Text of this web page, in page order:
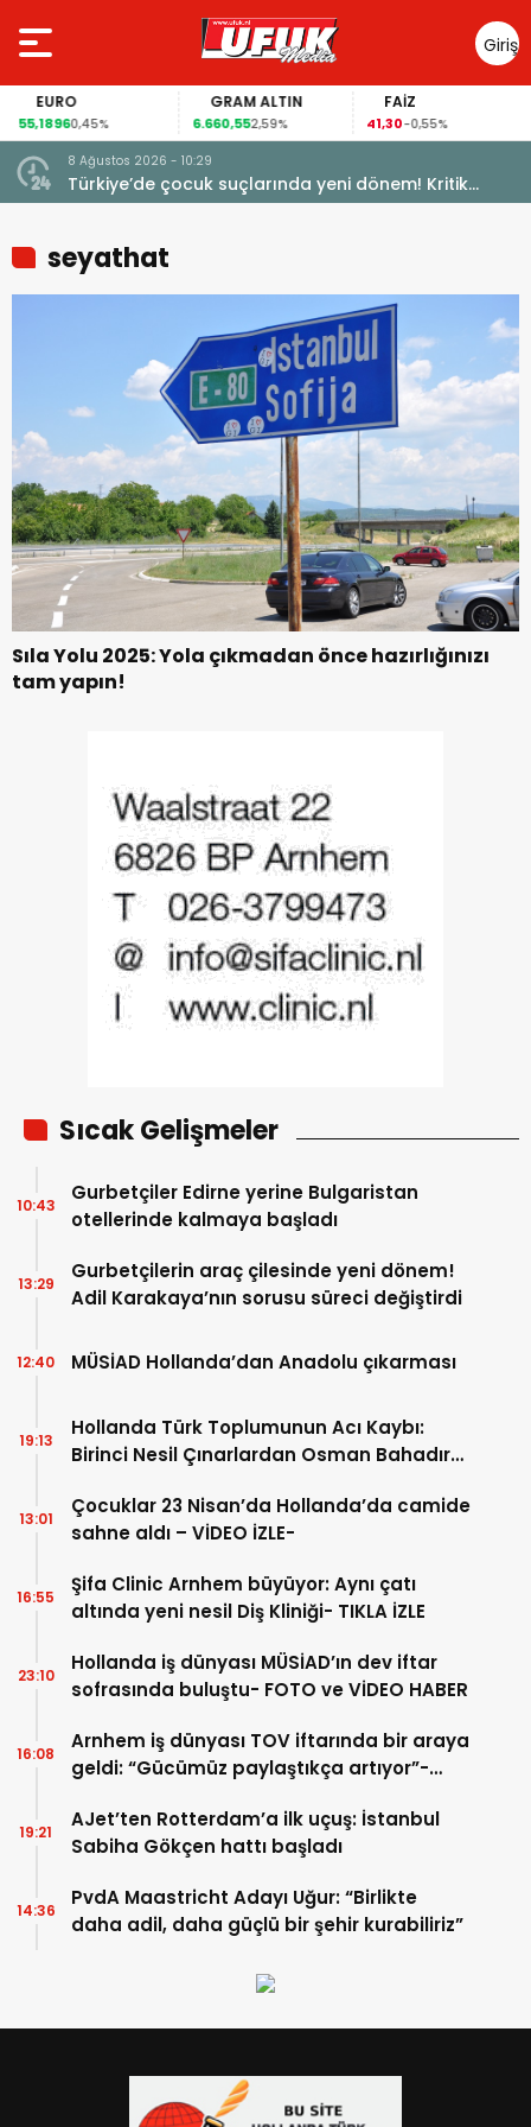
Giriş
Yap
EURO
55,18960,45%
GRAM ALTIN
6.660,552,59%
FAİZ
41,30-0,55%
8 Ağustos 2026 - 10:29
Türkiye’de çocuk suçlarında yeni dönem! Kritik
maddeler kabul edildi
seyathat
Sıla Yolu 2025: Yola çıkmadan önce hazırlığınızı
tam yapın!
Sıcak Gelişmeler
Gurbetçiler Edirne yerine Bulgaristan
otellerinde kalmaya başladı
10:43
Gurbetçilerin araç çilesinde yeni dönem!
Adil Karakaya’nın sorusu süreci değiştirdi
13:29
MÜSİAD Hollanda’dan Anadolu çıkarması
12:40
Hollanda Türk Toplumunun Acı Kaybı:
Birinci Nesil Çınarlardan Osman Bahadır
19:13
Çocuklar 23 Nisan’da Hollanda’da camide
sahne aldı – VİDEO İZLE-
13:01
Şifa Clinic Arnhem büyüyor: Aynı çatı
altında yeni nesil Diş Kliniği- TIKLA İZLE
16:55
Hollanda iş dünyası MÜSİAD’ın dev iftar
sofrasında buluştu- FOTO ve VİDEO HABER
23:10
Arnhem iş dünyası TOV iftarında bir araya
geldi: “Gücümüz paylaştıkça artıyor”-
16:08
AJet’ten Rotterdam’a ilk uçuş: İstanbul
Sabiha Gökçen hattı başladı
19:21
PvdA Maastricht Adayı Uğur: “Birlikte
daha adil, daha güçlü bir şehir kurabiliriz”
14:36